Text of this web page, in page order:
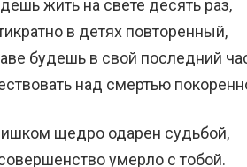
жить на свете десять раз,
в детях повторенный,
будешь в свой последний
над смертью
щедро одарен судьбой,
умерло с тобой.